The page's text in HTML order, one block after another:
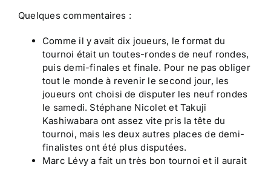
Quelques commentaires :
Comme il y avait dix joueurs, le format du
tournoi était un toutes-rondes de neuf rondes,
puis demi-finales et finale. Pour ne pas obliger
tout le monde à revenir le second jour, les
joueurs ont choisi de disputer les neuf rondes
le samedi. Stéphane Nicolet et Takuji
Kashiwabara ont assez vite pris la tête du
tournoi, mais les deux autres places de demi-
finalistes ont été plus disputées.
Marc Lévy a fait un très bon tournoi et il aurait